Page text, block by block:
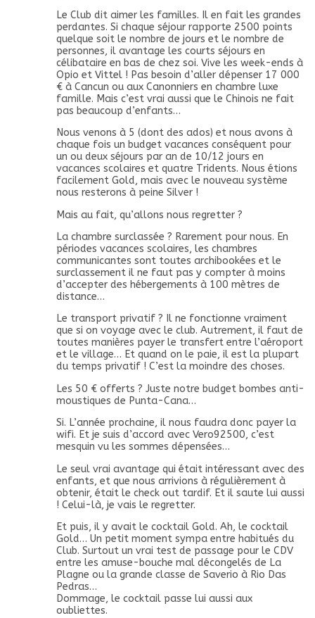
Le Club dit aimer les familles. Il en fait les grandes
perdantes. Si chaque séjour rapporte 2500 points
quelque soit le nombre de jours et le nombre de
personnes, il avantage les courts séjours en
célibataire en bas de chez soi. Vive les week-ends à
Opio et Vittel ! Pas besoin d’aller dépenser 17 000
€ à Cancun ou aux Canonniers en chambre luxe
famille. Mais c’est vrai aussi que le Chinois ne fait
pas beaucoup d’enfants…
Nous venons à 5 (dont des ados) et nous avons à
chaque fois un budget vacances conséquent pour
un ou deux séjours par an de 10/12 jours en
vacances scolaires et quatre Tridents. Nous étions
facilement Gold, mais avec le nouveau système
nous resterons à peine Silver !
Mais au fait, qu’allons nous regretter ?
La chambre surclassée ? Rarement pour nous. En
périodes vacances scolaires, les chambres
communicantes sont toutes archibookées et le
surclassement il ne faut pas y compter à moins
d’accepter des hébergements à 100 mètres de
distance…
Le transport privatif ? Il ne fonctionne vraiment
que si on voyage avec le club. Autrement, il faut de
toutes manières payer le transfert entre l’aéroport
et le village… Et quand on le paie, il est la plupart
du temps privatif ! C’est la moindre des choses.
Les 50 € offerts ? Juste notre budget bombes anti-
moustiques de Punta-Cana…
Si. L’année prochaine, il nous faudra donc payer la
wifi. Et je suis d’accord avec Vero92500, c’est
mesquin vu les sommes dépensées…
Le seul vrai avantage qui était intéressant avec des
enfants, et que nous arrivions à régulièrement à
obtenir, était le check out tardif. Et il saute lui aussi
! Celui-là, je vais le regretter.
Et puis, il y avait le cocktail Gold. Ah, le cocktail
Gold… Un petit moment sympa entre habitués du
Club. Surtout un vrai test de passage pour le CDV
entre les amuse-bouche mal décongelés de La
Plagne ou la grande classe de Saverio à Rio Das
Pedras…
Dommage, le cocktail passe lui aussi aux
oubliettes.